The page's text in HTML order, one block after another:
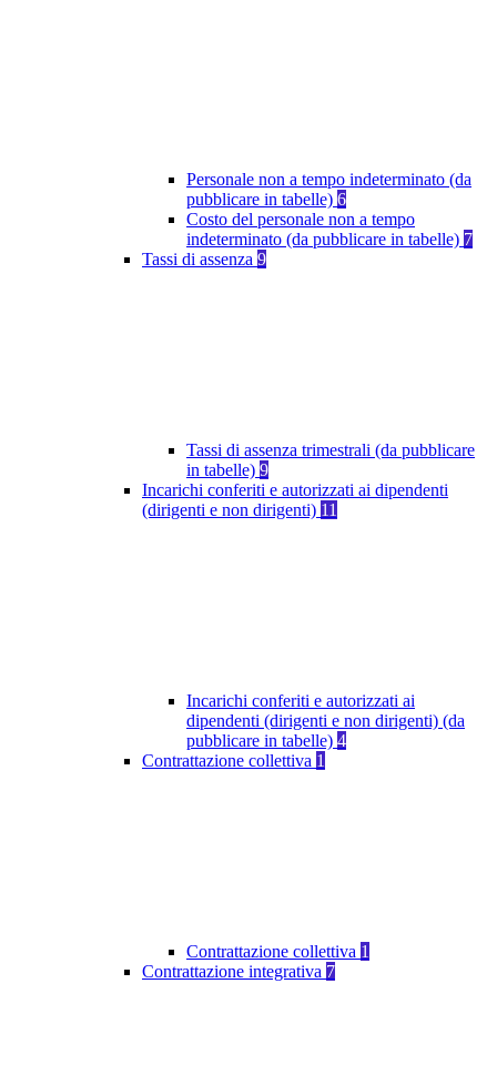
Personale non a tempo indeterminato (da
pubblicare in tabelle) 6
Costo del personale non a tempo
indeterminato (da pubblicare in tabelle) 7
Tassi di assenza 9
Tassi di assenza trimestrali (da pubblicare
in tabelle) 9
Incarichi conferiti e autorizzati ai dipendenti
(dirigenti e non dirigenti) 11
Incarichi conferiti e autorizzati ai
dipendenti (dirigenti e non dirigenti) (da
pubblicare in tabelle) 4
Contrattazione collettiva 1
Contrattazione collettiva 1
Contrattazione integrativa 7